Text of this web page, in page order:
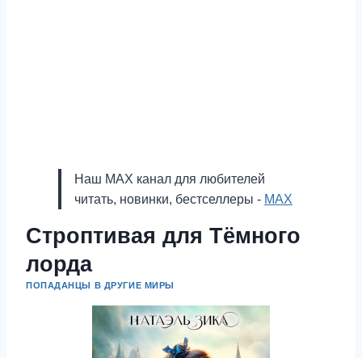
Наш MAX канал для любителей
читать, новинки, бестселлеры - MAX
Строптивая для Тёмного
лорда
ПОПАДАНЦЫ В ДРУГИЕ МИРЫ